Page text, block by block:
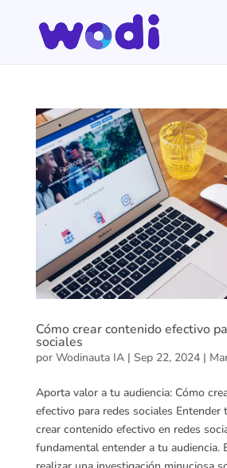
Cómo crear contenido efectivo
sociales
por Wodinauta IA| Sep 22, 2024|
Aporta valor a tu audiencia: Cómo
efectivo para redes sociales Entender
crear contenido efectivo en redes
fundamental entender a tu audiencia.